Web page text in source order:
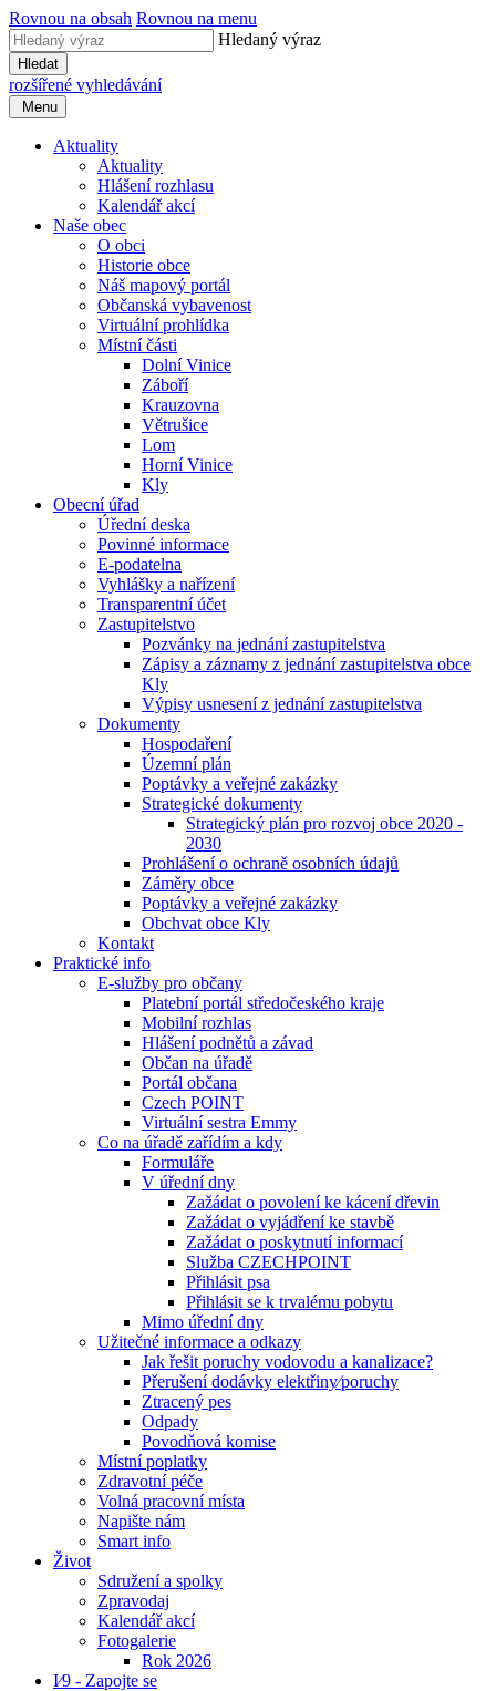
Rovnou na obsah Rovnou na menu
Hledaný výraz
Hledat
rozšířené vyhledávání
Menu
Aktuality
Aktuality
Hlášení rozhlasu
Kalendář akcí
Naše obec
O obci
Historie obce
Náš mapový portál
Občanská vybavenost
Virtuální prohlídka
Místní části
Dolní Vinice
Záboří
Krauzovna
Větrušice
Lom
Horní Vinice
Kly
Obecní úřad
Úřední deska
Povinné informace
E-podatelna
Vyhlášky a nařízení
Transparentní účet
Zastupitelstvo
Pozvánky na jednání zastupitelstva
Zápisy a záznamy z jednání zastupitelstva obce
Kly
Výpisy usnesení z jednání zastupitelstva
Dokumenty
Hospodaření
Územní plán
Poptávky a veřejné zakázky
Strategické dokumenty
Strategický plán pro rozvoj obce 2020 -
2030
Prohlášení o ochraně osobních údajů
Záměry obce
Poptávky a veřejné zakázky
Obchvat obce Kly
Kontakt
Praktické info
E-služby pro občany
Platební portál středočeského kraje
Mobilní rozhlas
Hlášení podnětů a závad
Občan na úřadě
Portál občana
Czech POINT
Virtuální sestra Emmy
Co na úřadě zařídím a kdy
Formuláře
V úřední dny
Zažádat o povolení ke kácení dřevin
Zažádat o vyjádření ke stavbě
Zažádat o poskytnutí informací
Služba CZECHPOINT
Přihlásit psa
Přihlásit se k trvalému pobytu
Mimo úřední dny
Užitečné informace a odkazy
Jak řešit poruchy vodovodu a kanalizace?
Přerušení dodávky elektřiny⁄poruchy
Ztracený pes
Odpady
Povodňová komise
Místní poplatky
Zdravotní péče
Volná pracovní místa
Napište nám
Smart info
Život
Sdružení a spolky
Zpravodaj
Kalendář akcí
Fotogalerie
Rok 2026
I⁄9 - Zapojte se